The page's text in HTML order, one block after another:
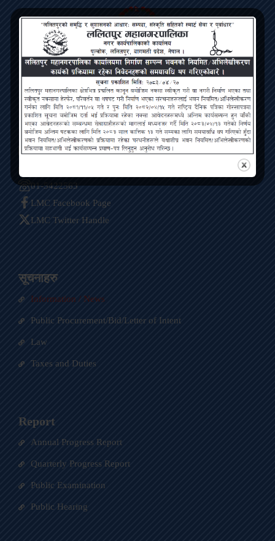
Lalitpur Metropolitan City
Bagmati Pradesh, Pulchowk, Lalitpur
Contact
ललितपुर महानगरपालिका, पुल्चोक, ललितपुर
01-5422563
LMC Facebook Page
LMC Twitter Handle
सूचनाहरु
Information / News
Public Procurement/Bid/Letter of Intent
Law
Taxes and Duties
Report
Annual Progress Report
Quarterly Progress Report
Public Examination
Public Hearing